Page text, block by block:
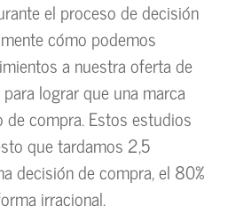
el proceso de decisión
cómo podemos
a nuestra oferta de
lograr que una marca
de compra. Estos estudios
que tardamos 2,5
decisión de compra, el 80%
irracional.